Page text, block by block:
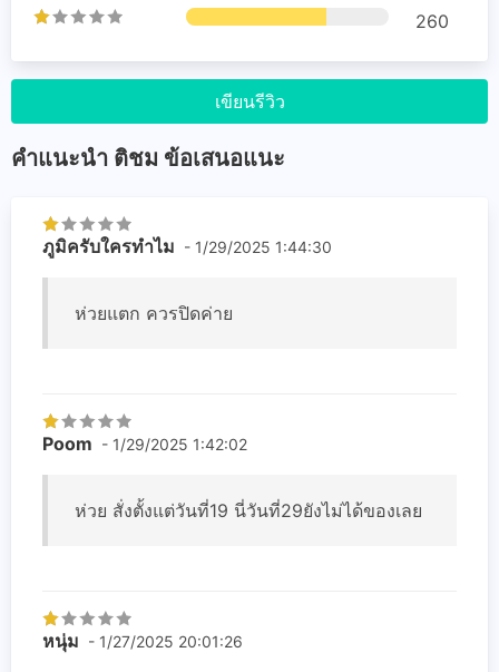
260
เขียนรีวิว
คำแนะนำ ติชม ข้อเสนอแนะ
ภูมิครับใครทำไม - 1/29/2025 1:44:30
ห่วยแตก ควรปิดค่าย
Poom - 1/29/2025 1:42:02
ห่วย สั่งตั้งแต่วันที่19 นี่วันที่29ยังไม่ได้ของเลย
หนุ่ม - 1/27/2025 20:01:26